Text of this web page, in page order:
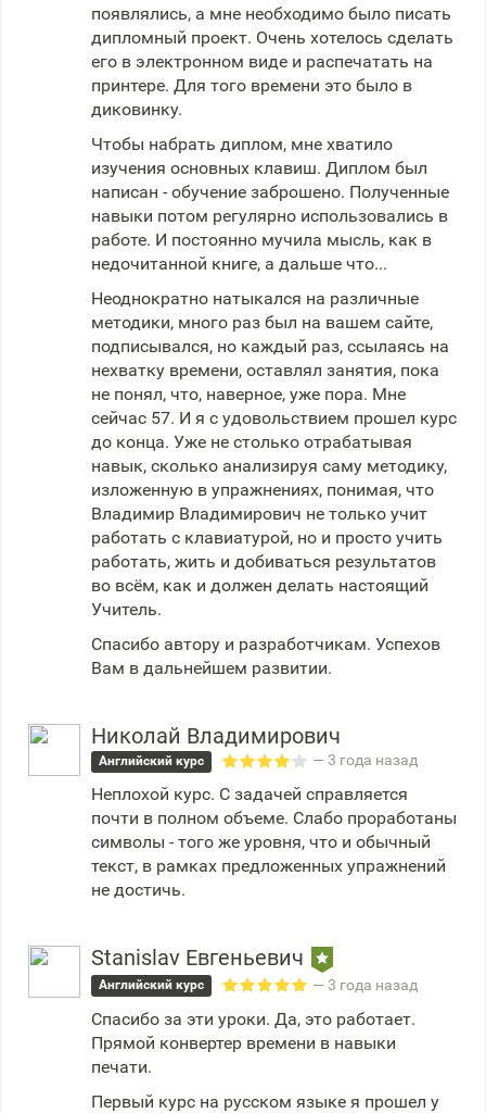
появлялись, а мне необходимо было писать
дипломный проект. Очень хотелось сделать
его в электронном виде и распечатать на
принтере. Для того времени это было в
диковинку.
Чтобы набрать диплом, мне хватило
изучения основных клавиш. Диплом был
написан - обучение заброшено. Полученные
навыки потом регулярно использовались в
работе. И постоянно мучила мысль, как в
недочитанной книге, а дальше что...
Неоднократно натыкался на различные
методики, много раз был на вашем сайте,
подписывался, но каждый раз, ссылаясь на
нехватку времени, оставлял занятия, пока
не понял, что, наверное, уже пора. Мне
сейчас 57. И я с удовольствием прошел курс
до конца. Уже не столько отрабатывая
навык, сколько анализируя саму методику,
изложенную в упражнениях, понимая, что
Владимир Владимирович не только учит
работать с клавиатурой, но и просто учить
работать, жить и добиваться результатов
во всём, как и должен делать настоящий
Учитель.
Спасибо автору и разработчикам. Успехов
Вам в дальнейшем развитии.
Николай Владимирович
Английский курс — 3 года назад
Неплохой курс. С задачей справляется
почти в полном объеме. Слабо проработаны
символы - того же уровня, что и обычный
текст, в рамках предложенных упражнений
не достичь.
Stanislav Евгеньевич
Английский курс — 3 года назад
Спасибо за эти уроки. Да, это работает.
Прямой конвертер времени в навыки
печати.
Первый курс на русском языке я прошел у